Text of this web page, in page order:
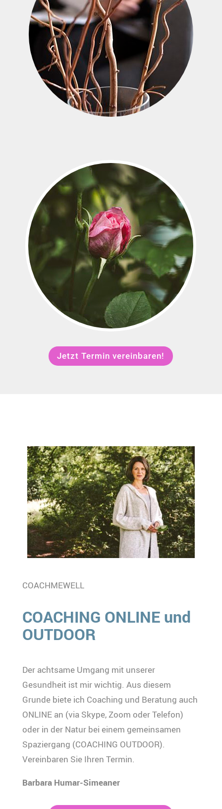
Jetzt Termin vereinbaren!
COACHMEWELL
COACHING ONLINE und
OUTDOOR
Der achtsame Umgang mit unserer
Gesundheit ist mir wichtig. Aus diesem
Grunde biete ich Coaching und Beratung auch
ONLINE an (via Skype, Zoom oder Telefon)
oder in der Natur bei einem gemeinsamen
Spaziergang (COACHING OUTDOOR).
Vereinbaren Sie Ihren Termin.
Barbara Humar-Simeaner